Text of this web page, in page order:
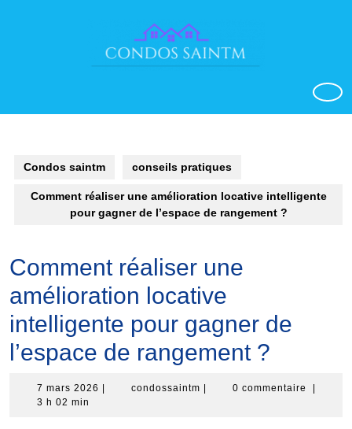
Condos saintm conseils pratiques
Comment réaliser une amélioration locative intelligente
pour gagner de l’espace de rangement ?
Comment réaliser une
amélioration locative
intelligente pour gagner de
l’espace de rangement ?
7 mars 2026 7
condossaintm condossaintm
0 commentaire
3 h 02 min